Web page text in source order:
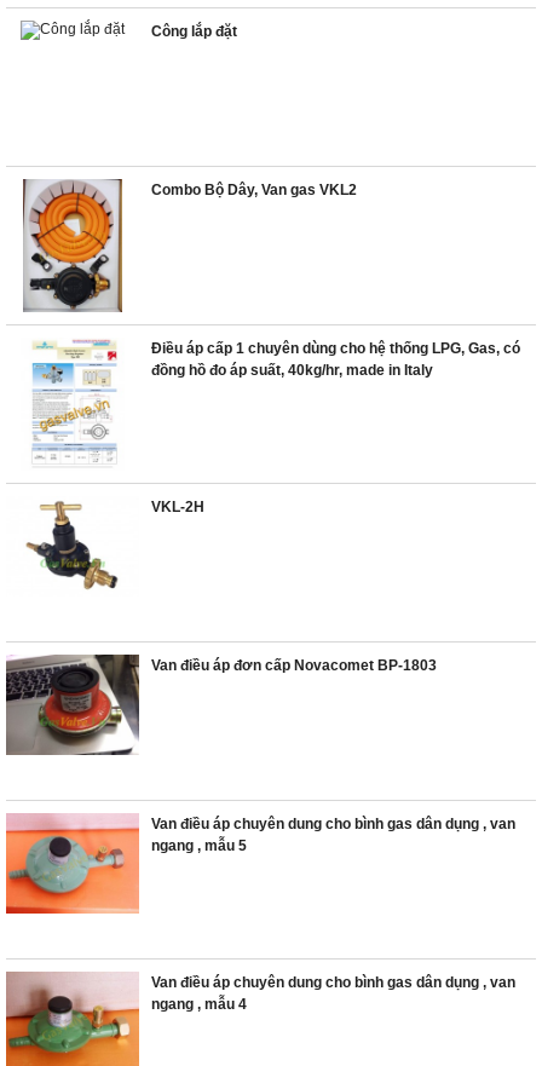
Công lắp đặt
Combo Bộ Dây, Van gas VKL2
Điều áp cấp 1 chuyên dùng cho hệ thống LPG, Gas, có
đồng hồ đo áp suất, 40kg/hr, made in Italy
VKL-2H
Van điều áp đơn cấp Novacomet BP-1803
Van điều áp chuyên dung cho bình gas dân dụng , van
ngang , mẫu 5
Van điều áp chuyên dung cho bình gas dân dụng , van
ngang , mẫu 4